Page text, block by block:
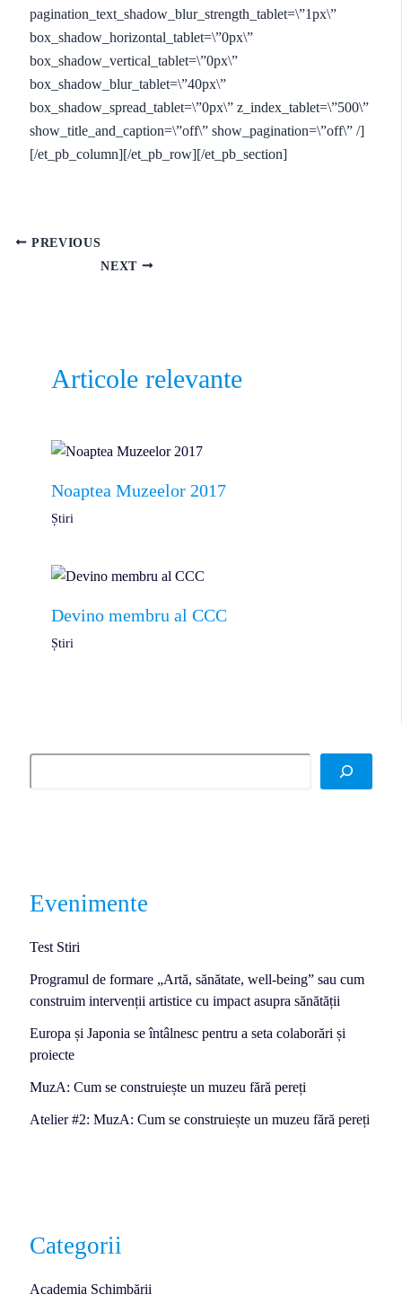
pagination_text_shadow_blur_strength_tablet=\”1px\”
box_shadow_horizontal_tablet=\”0px\”
box_shadow_vertical_tablet=\”0px\”
box_shadow_blur_tablet=\”40px\”
box_shadow_spread_tablet=\”0px\” z_index_tablet=\”500\”
show_title_and_caption=\”off\” show_pagination=\”off\” /]
[/et_pb_column][/et_pb_row][/et_pb_section]
PREVIOUS
NEXT
Articole relevante
Noaptea Muzeelor 2017
Știri
Devino membru al CCC
Știri
Evenimente
Test Stiri
Programul de formare „Artă, sănătate, well-being” sau cum
construim intervenții artistice cu impact asupra sănătății
Europa și Japonia se întâlnesc pentru a seta colaborări și
proiecte
MuzA: Cum se construiește un muzeu fără pereți
Atelier #2: MuzA: Cum se construiește un muzeu fără pereți
Categorii
Academia Schimbării